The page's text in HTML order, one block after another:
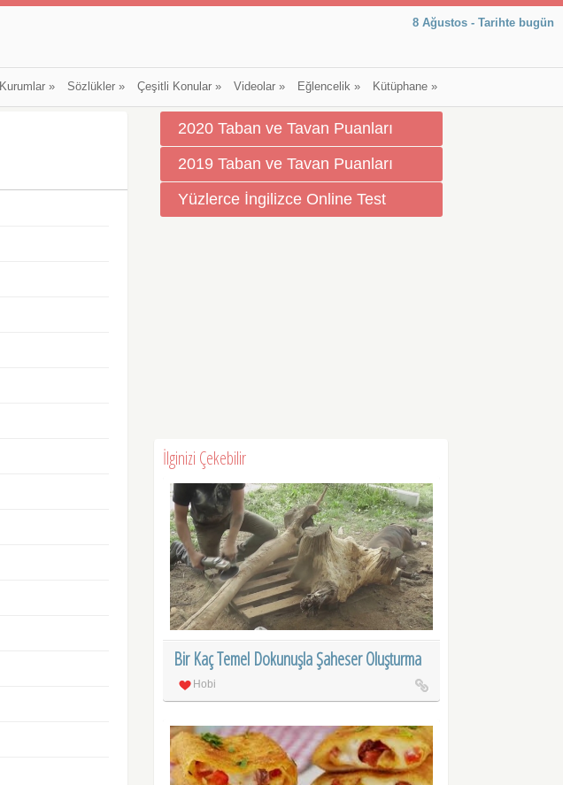
8 Ağustos - Tarihte bugün
Kurumlar» Sözlükler» Çeşitli Konular» Videolar» Eğlencelik» Kütüphane»
2020 Taban ve Tavan Puanları
2019 Taban ve Tavan Puanları
Yüzlerce İngilizce Online Test
İlginizi Çekebilir
Bir Kaç Temel Dokunuşla Şaheser Oluşturma
Hobi